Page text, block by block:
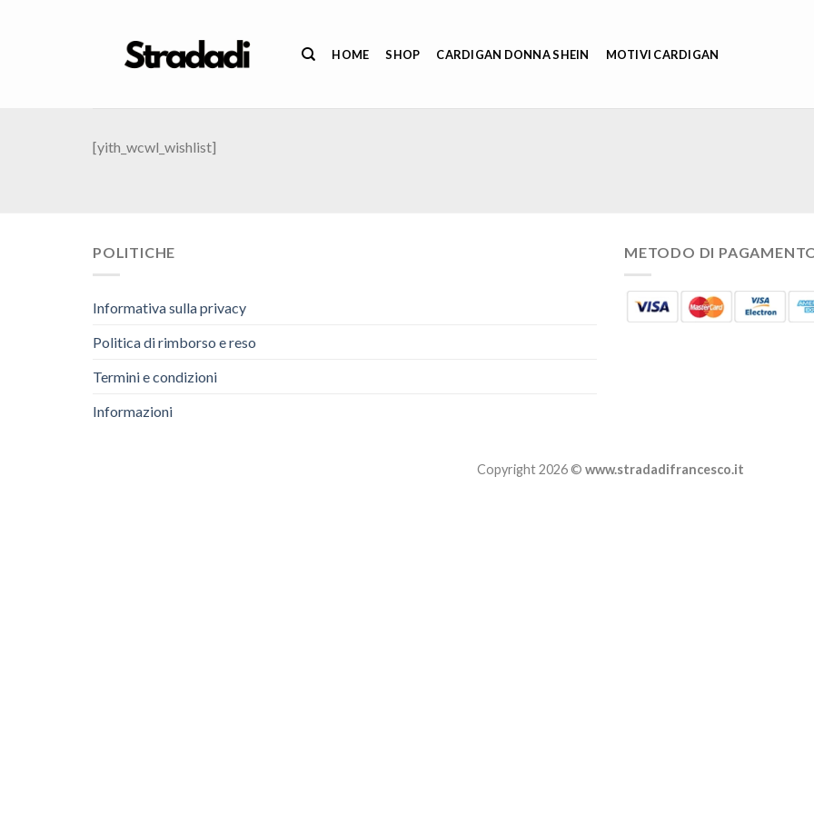
HOME SHOP CARDIGAN DONNA SHEIN MOTIVI CARDIGAN
[yith_wcwl_wishlist]
POLITICHE
Informativa sulla privacy
Politica di rimborso e reso
Termini e condizioni
Informazioni
METODO DI
Copyright 2026 © www.stradadifrancesco.it